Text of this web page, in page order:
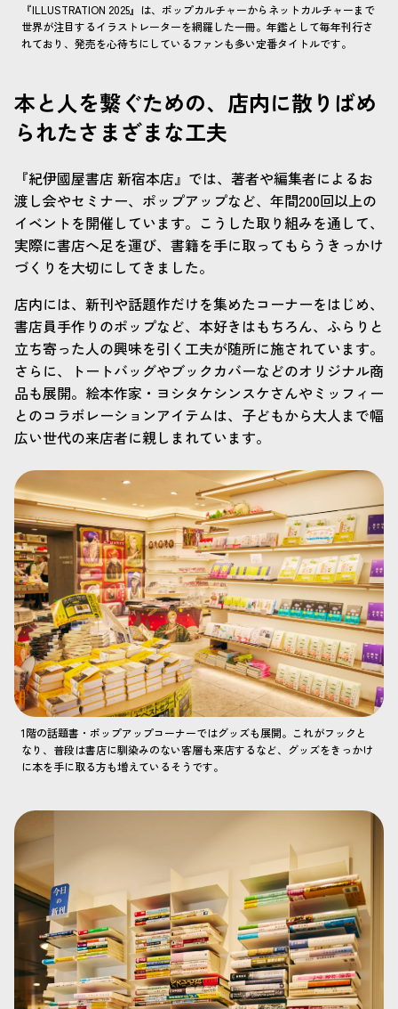
『ILLUSTRATION 2025』は、ポップカルチャーからネットカルチャーまで
世界が注目するイラストレーターを網羅した一冊。年鑑として毎年刊行さ
れており、発売を心待ちにしているファンも多い定番タイトルです。
本と人を繋ぐための、店内に散りばめ
られたさまざまな工夫
『紀伊國屋書店 新宿本店』では、著者や編集者によるお
渡し会やセミナー、ポップアップなど、年間200回以上の
イベントを開催しています。こうした取り組みを通して、
実際に書店へ足を運び、書籍を手に取ってもらうきっかけ
づくりを大切にしてきました。
店内には、新刊や話題作だけを集めたコーナーをはじめ、
書店員手作りのポップなど、本好きはもちろん、ふらりと
立ち寄った人の興味を引く工夫が随所に施されています。
さらに、トートバッグやブックカバーなどのオリジナル商
品も展開。絵本作家・ヨシタケシンスケさんやミッフィー
とのコラボレーションアイテムは、子どもから大人まで幅
広い世代の来店者に親しまれています。
1階の話題書・ポップアップコーナーではグッズも展開。これがフックと
なり、普段は書店に馴染みのない客層も来店するなど、グッズをきっかけ
に本を手に取る方も増えているそうです。